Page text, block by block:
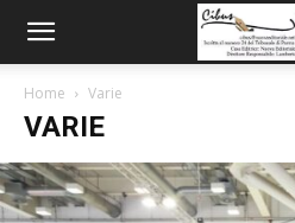
Home Varie
VARIE